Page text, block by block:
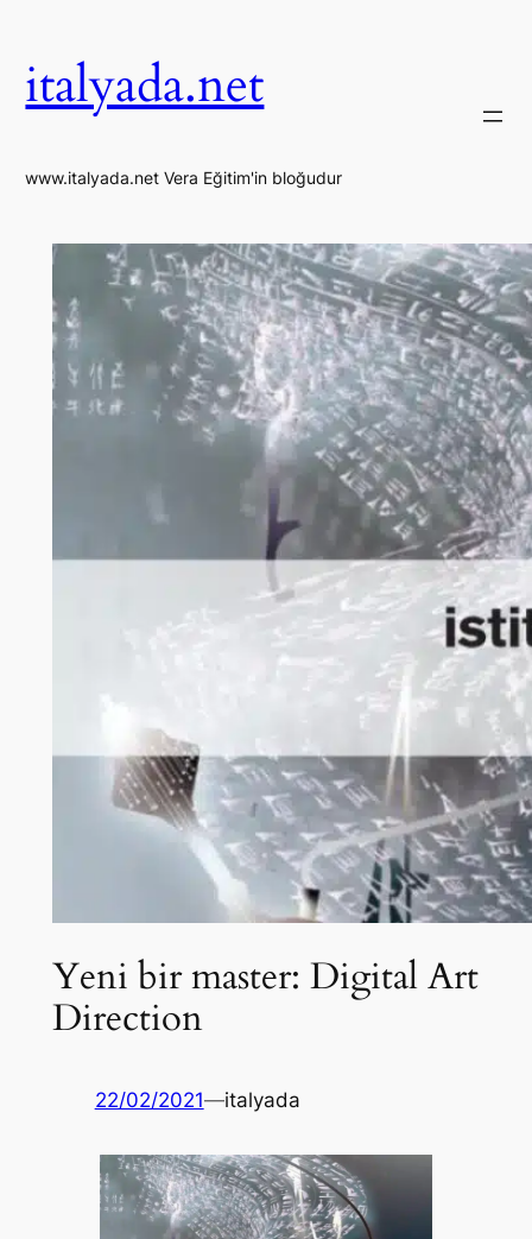
italyada.net
www.italyada.net Vera Eğitim'in bloğudur
Yeni bir master: Digital Art
Direction
22/02/2021—italyada